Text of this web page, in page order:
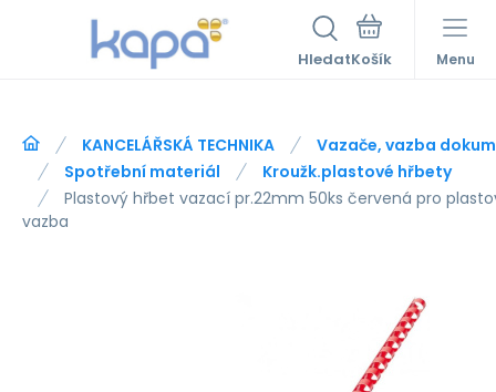
Hledat Menu
KANCELÁŘSKÁ TECHNIKA
Vazače, vazba
Spotřební materiál
Kroužk.plastové hřbety
Plastový hřbet vazací pr.22mm 50ks červená pro
vazba